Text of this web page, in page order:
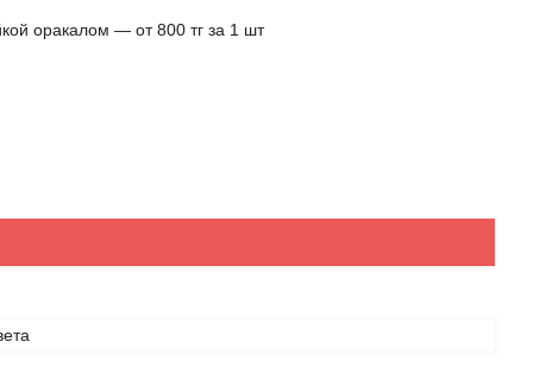
оракалом ― от 800 тг за 1 шт